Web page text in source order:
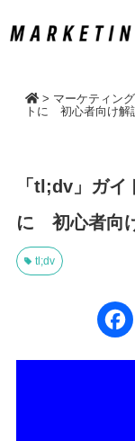
> マーケティング
トに 初心者向け解
「tl;dv」ガ
に 初心者向
tl;dv